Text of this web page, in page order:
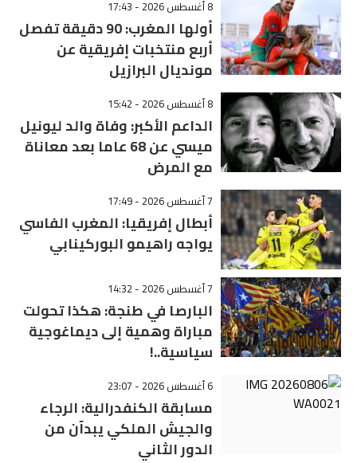
8 أغسطس 2026 - 17:43
أولها المغرب: 90 دقيقة تفصل
أربع منتخبات إفريقية عن
مونديال البرازيل
8 أغسطس 2026 - 15:42
الداعم الأكبر: وفاة والد ليونيل
ميسي عن 68 عاما بعد معاناة
مع المرض
7 أغسطس 2026 - 17:49
أبطال إفريقيا: المغرب الفاسي
يواجه راهيمو البوركينابي
7 أغسطس 2026 - 14:32
البارصا في طنجة: هكذا تحولت
مباراة وهمية إلى ديماغوجية
سياسية..!
6 أغسطس 2026 - 23:07
مسابقة الكنفدرالية: الرجاء
والجيش الملكي يبدآن من
الدور الثاني